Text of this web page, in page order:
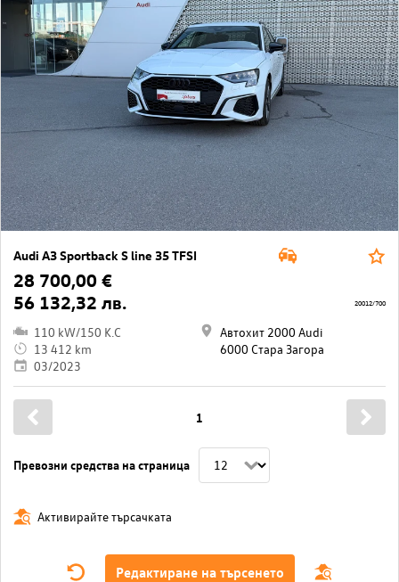
Audi A3 Sportback S line 35 TFSI
28 700,00 €
56 132,32 лв.
110 kW/150 K.C
13 412 km
03/2023
Автохит 2000 Audi
6000 Стара Загора
20012/700
Превозни средства на страница
1
Активирайте търсачката
Редактиране на търсенето